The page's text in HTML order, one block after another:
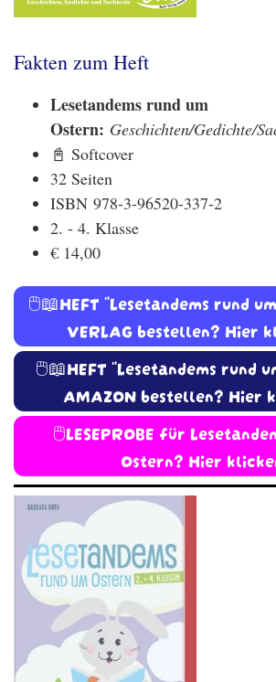
Fakten zum Heft
Lesetandems rund um
Ostern: Geschichten/Gedichte/
📓 Softcover
32 Seiten
ISBN 978-3-96520-337-2
2. - 4. Klasse
€ 14,00
🖱️📖HEFT "Lesetandems rund
VERLAG bestellen? Hier
🖱️📖HEFT "Lesetandems rund
AMAZON bestellen? Hier
🖱️LESEPROBE für
Ostern? Hier